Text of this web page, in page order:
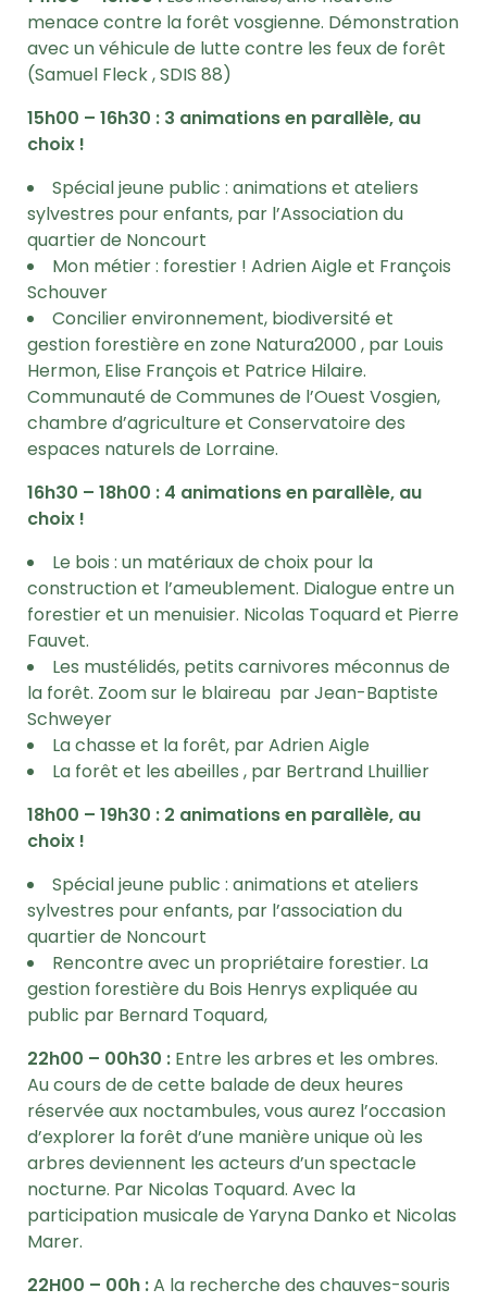
menace contre la forêt vosgienne. Démonstration
avec un véhicule de lutte contre les feux de forêt
(Samuel Fleck , SDIS 88)
15h00 – 16h30 : 3 animations en parallèle, au
choix !
Spécial jeune public : animations et ateliers
sylvestres pour enfants, par l’Association du
quartier de Noncourt
Mon métier : forestier ! Adrien Aigle et François
Schouver
Concilier environnement, biodiversité et
gestion forestière en zone Natura2000 , par Louis
Hermon, Elise François et Patrice Hilaire.
Communauté de Communes de l’Ouest Vosgien,
chambre d’agriculture et Conservatoire des
espaces naturels de Lorraine.
16h30 – 18h00 : 4 animations en parallèle, au
choix !
Le bois : un matériaux de choix pour la
construction et l’ameublement. Dialogue entre un
forestier et un menuisier. Nicolas Toquard et Pierre
Fauvet.
Les mustélidés, petits carnivores méconnus de
la forêt. Zoom sur le blaireau par Jean-Baptiste
Schweyer
La chasse et la forêt, par Adrien Aigle
La forêt et les abeilles , par Bertrand Lhuillier
18h00 – 19h30 : 2 animations en parallèle, au
choix !
Spécial jeune public : animations et ateliers
sylvestres pour enfants, par l’association du
quartier de Noncourt
Rencontre avec un propriétaire forestier. La
gestion forestière du Bois Henrys expliquée au
public par Bernard Toquard,
22h00 – 00h30 : Entre les arbres et les ombres.
Au cours de de cette balade de deux heures
réservée aux noctambules, vous aurez l’occasion
d’explorer la forêt d’une manière unique où les
arbres deviennent les acteurs d’un spectacle
nocturne. Par Nicolas Toquard. Avec la
participation musicale de Yaryna Danko et Nicolas
Marer.
22H00 – 00h :A la recherche des chauves-souris